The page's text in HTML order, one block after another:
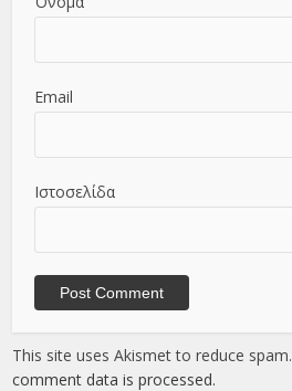
Email
Ιστοσελίδα
This site uses Akismet to reduce spam.
comment data is processed.